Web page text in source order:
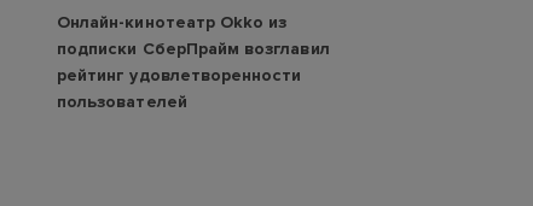
Онлайн-кинотеатр Okko из
подписки СберПрайм возглавил
рейтинг удовлетворенности
пользователей